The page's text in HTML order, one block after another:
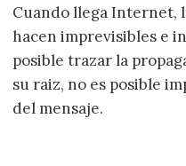
Cuando llega Internet,
hacen imprevisibles e
posible trazar la
su raiz, no es posible
del mensaje.